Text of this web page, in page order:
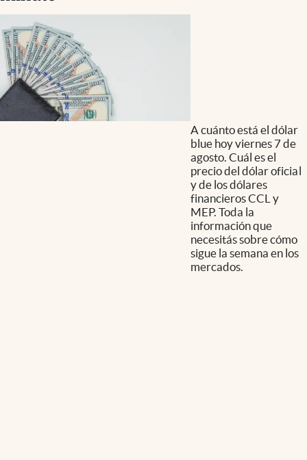
A cuánto está el dólar
blue hoy viernes 7 de
agosto. Cuál es el
precio del dólar oficial
y de los dólares
financieros CCL y
MEP. Toda la
información que
necesitás sobre cómo
sigue la semana en los
mercados.